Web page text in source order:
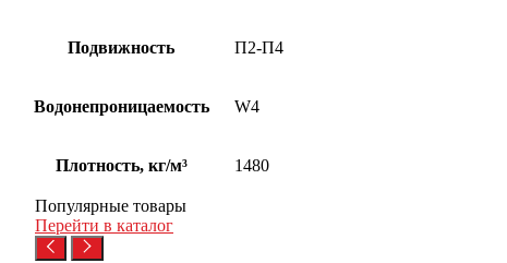
Подвижность П2-П4
Водонепроницаемость W4
Плотность, кг/м³ 1480
Популярные товары
Перейти в каталог